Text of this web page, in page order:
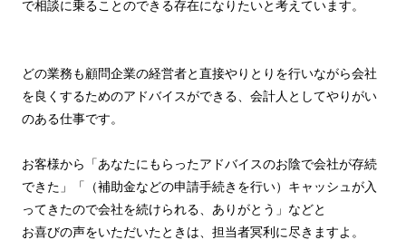
で相談に乗ることのできる存在になりたいと考えています。
どの業務も顧問企業の経営者と直接やりとりを行いながら会社
を良くするためのアドバイスができる、会計人としてやりがい
のある仕事です。
お客様から「あなたにもらったアドバイスのお陰で会社が存続
できた」「（補助金などの申請手続きを行い）キャッシュが入
ってきたので会社を続けられる、ありがとう」などと
お喜びの声をいただいたときは、担当者冥利に尽きますよ。